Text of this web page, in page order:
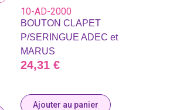
10-AD-2000
BOUTON CLAPET
P/SERINGUE ADEC et
MARUS
24,31€
Ajouter au panier